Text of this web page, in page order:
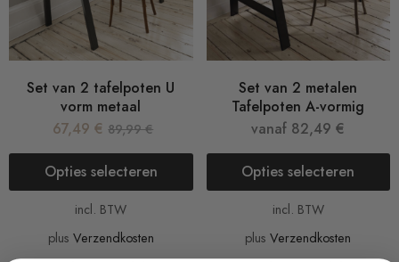
Set van 2 tafelpoten U
vorm metaal
67,49€ 89,99€
Opties selecteren
incl. BTW
plus Verzendkosten
Set van 2 metalen
Tafelpoten A-vormig
vanaf 82,49€
Opties selecteren
incl. BTW
plusVerzendkosten